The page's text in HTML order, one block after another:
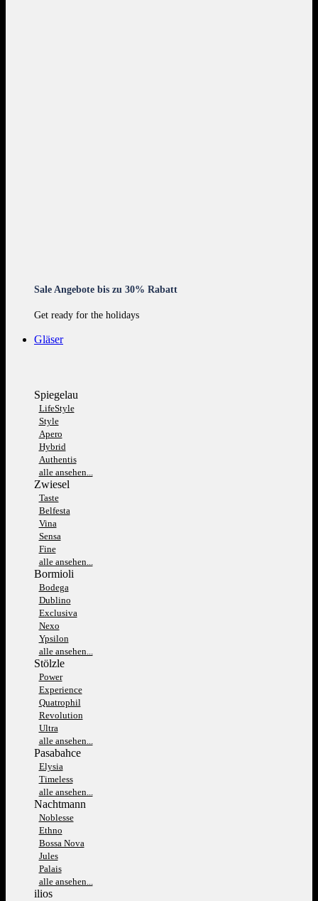
Sale Angebote bis zu 30% Rabatt
Get ready for the holidays
Gläser
Spiegelau
LifeStyle
Style
Apero
Hybrid
Authentis
alle ansehen...
Zwiesel
Taste
Belfesta
Vina
Sensa
Fine
alle ansehen...
Bormioli
Bodega
Dublino
Exclusiva
Nexo
Ypsilon
alle ansehen...
Stölzle
Power
Experience
Quatrophil
Revolution
Ultra
alle ansehen...
Pasabahce
Elysia
Timeless
alle ansehen...
Nachtmann
Noblesse
Ethno
Bossa Nova
Jules
Palais
alle ansehen...
ilios